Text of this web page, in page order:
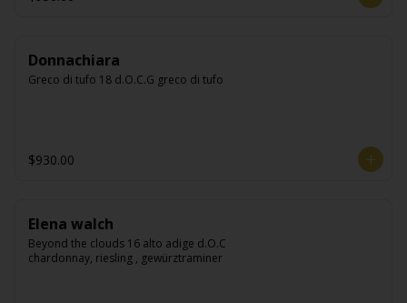
Donnachiara
Greco di tufo 18 d.O.C.G greco di tufo
$930.00
Elena walch
Beyond the clouds 16 alto adige d.O.C
chardonnay, riesling , gewürztraminer